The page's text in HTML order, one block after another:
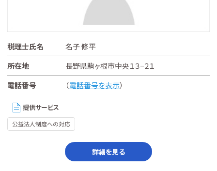
税理士氏名
名子 修平
所在地
長野県駒ヶ根市中央１３−２１
電話番号
（電話番号を表示）
提供サービス
公益法人制度への対応
詳細を見る